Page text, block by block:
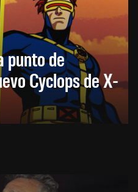
punto de
Cyclops de X-